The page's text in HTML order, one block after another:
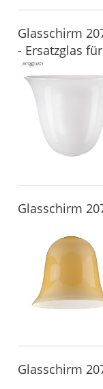
Glasschirm
- Ersatzglas
Glasschirm
Glasschirm